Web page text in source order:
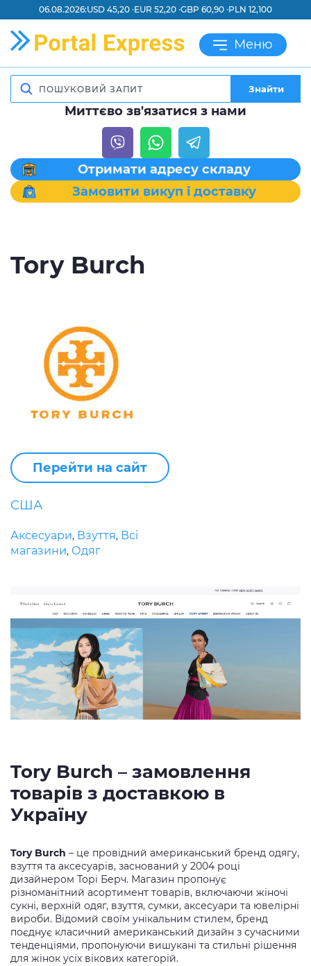
06.08.2026:USD 45,20 ·EUR 52,20 ·GBP 60,90 ·PLN 12,100
Меню
Знайти
Миттєво зв'язатися з нами
Отримати адресу складу
Замовити викуп і доставку
Tory Burch
Перейти на сайт
США
Аксесуари, Взуття, Всі
магазини, Одяг
Tory Burch – замовлення
товарів з доставкою в
Україну
Tory Burch – це провідний американський бренд одягу,
взуття та аксесуарів, заснований у 2004 році
дизайнером Торі Берч. Магазин пропонує
різноманітний асортимент товарів, включаючи жіночі
сукні, верхній одяг, взуття, сумки, аксесуари та ювелірні
вироби. Відомий своїм унікальним стилем, бренд
поєднує класичний американський дизайн з сучасними
тенденціями, пропонуючи вишукані та стильні рішення
для жінок усіх вікових категорій.